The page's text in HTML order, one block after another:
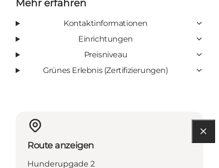
Mehr erfahren
Kontaktinformationen
Einrichtungen
Preisniveau
Grünes Erlebnis (Zertifizierungen)
Route anzeigen
Hunderupgade 2